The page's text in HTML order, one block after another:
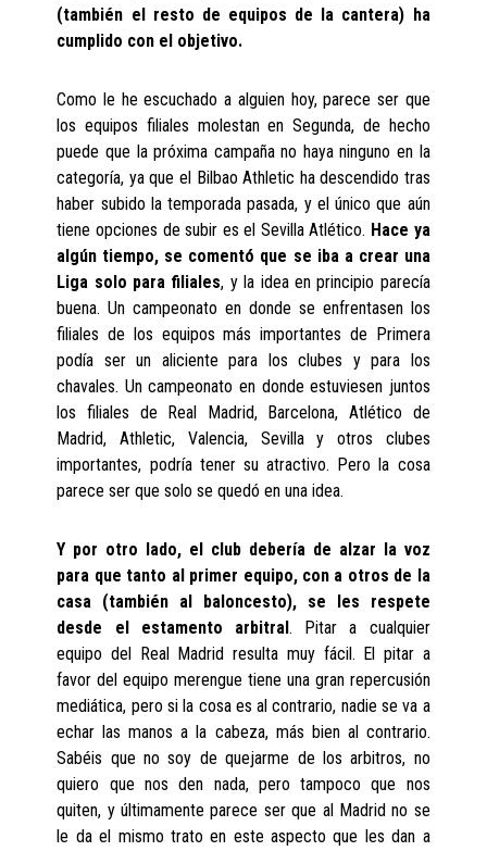
(también el resto de equipos de la cantera) ha
cumplido con el objetivo.
Como le he escuchado a alguien hoy, parece ser que
los equipos filiales molestan en Segunda, de hecho
puede que la próxima campaña no haya ninguno en la
categoría, ya que el Bilbao Athletic ha descendido tras
haber subido la temporada pasada, y el único que aún
tiene opciones de subir es el Sevilla Atlético. Hace ya
algún tiempo, se comentó que se iba a crear una
Liga solo para filiales, y la idea en principio parecía
buena. Un campeonato en donde se enfrentasen los
filiales de los equipos más importantes de Primera
podía ser un aliciente para los clubes y para los
chavales. Un campeonato en donde estuviesen juntos
los filiales de Real Madrid, Barcelona, Atlético de
Madrid, Athletic, Valencia, Sevilla y otros clubes
importantes, podría tener su atractivo. Pero la cosa
parece ser que solo se quedó en una idea.
Y por otro lado, el club debería de alzar la voz
para que tanto al primer equipo, con a otros de la
casa (también al baloncesto), se les respete
desde el estamento arbitral. Pitar a cualquier
equipo del Real Madrid resulta muy fácil. El pitar a
favor del equipo merengue tiene una gran repercusión
mediática, pero si la cosa es al contrario, nadie se va a
echar las manos a la cabeza, más bien al contrario.
Sabéis que no soy de quejarme de los arbitros, no
quiero que nos den nada, pero tampoco que nos
quiten, y últimamente parece ser que al Madrid no se
le da el mismo trato en este aspecto que les dan a